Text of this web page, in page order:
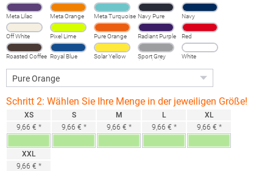
Meta Lilac Meta Orange Meta Turquoise Navy Pure Navy
Off White Pixel Lime Pure Orange Radiant Purple Red
Roasted Coffee Royal Blue Solar Yellow
Sport Grey
(Heather)
White
Schritt 2: Wählen Sie Ihre Menge in der jeweiligen Größe!
XS
9,66 € *
S
9,66 € *
M
9,66 € *
L
9,66 € *
XL
9,66 € *
XXL
9,66 € *